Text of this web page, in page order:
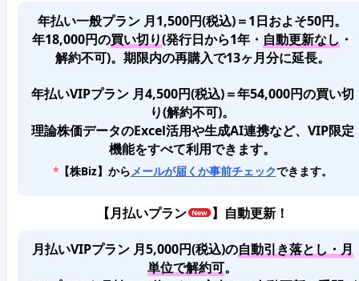
年払い一般プラン 月1,500円(税込)＝1日およそ50円。
年18,000円の買い切り(発行日から1年・ 自動更新なし ・
解約不可)。期限内の再購入で13ヶ月分に延長。
年払いVIPプラン 月4,500円(税込)＝年54,000円の買い切
り(解約不可)。
理論株価データのExcel活用や生成AI連携など、VIP限定
機能をすべて利用できます。
*【株Biz】からメールが届くか事前チェックできます。
【月払いプラン 】自動更新！
月払いVIPプラン 月5,000円(税込)の自動引き落とし・月
単位で解約可。